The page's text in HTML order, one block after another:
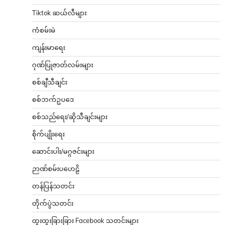
Tiktok ဆယ်လီများ
ကံစမ်းမဲ
ကျန်းမာရေး
ဂုဏ်ပြုဇာတ်လမ်းများ
စစ်ချီသီချင်း
စစ်ဘက်ဥပဒေ
စစ်သည်ရေး/ဆိုသီချင်းများ
စိုက်ပျိုးရေး
ဆောင်းပါး/မဂ္ဂဇင်းများ
ဉာဏ်စမ်းပဟေဠိ
တန်ပြန်သတင်း
တိုက်ပွဲသတင်း
ထူးထူးခြားခြား Facebook သတင်းများ